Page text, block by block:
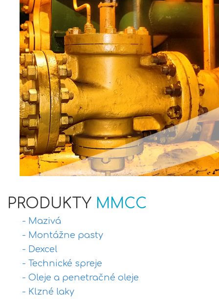
PRODUKTY MMCC
- Mazivá
- Montážne pasty
- Dexcel
- Technické spreje
- Oleje a penetračné oleje
- Klzné laky